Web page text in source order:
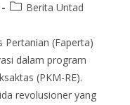
Berita Untad
Pertanian (Faperta)
dalam program
(PKM-RE).
revolusioner yang